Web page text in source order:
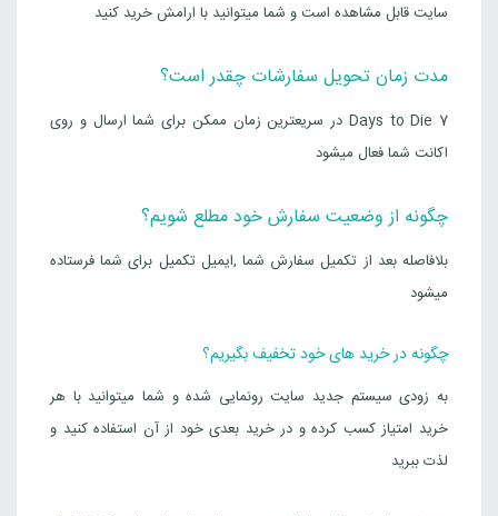
سایت قابل مشاهده است و شما میتوانید با ارامش خرید کنید
مدت زمان تحویل سفارشات چقدر است؟
7 Days to Die در سریعترین زمان ممکن برای شما ارسال و روی
اکانت شما فعال میشود
چگونه از وضعیت سفارش خود مطلع شویم؟
بلافاصله بعد از تکمیل سفارش شما ,ایمیل تکمیل برای شما فرستاده
میشود
چگونه در خرید های خود تخفیف بگیریم؟
به زودی سیستم جدید سایت رونمایی شده و شما میتوانید با هر
خرید امتیاز کسب کرده و در خرید بعدی خود از آن استفاده کنید و
لذت ببرید